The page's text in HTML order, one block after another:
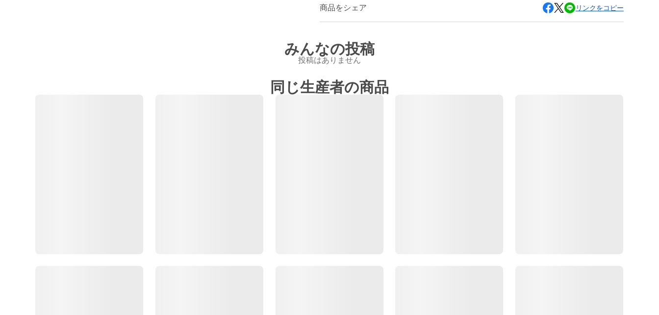
商品をシェア リンクをコピー
みんなの投稿
投稿はありません
同じ生産者の商品